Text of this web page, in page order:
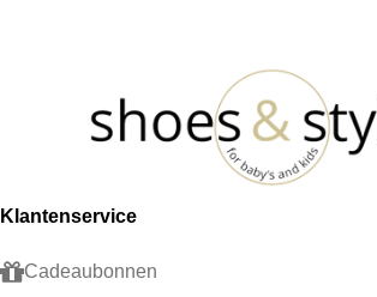
Klantenservice
Cadeaubonnen